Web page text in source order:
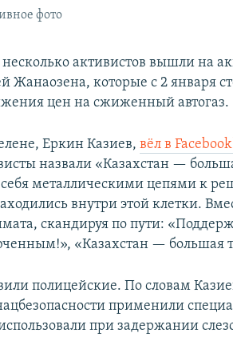
фото
активистов вышли на
которые с 2 января
цен на сжиженный автогаз.
Еркин Казиев,вёл в
назвали «Казахстан —
металлическими цепями к
внутри этой клетки.
скандируя по пути:
«Казахстан — большая
полицейские. По словам
применили
при задержании